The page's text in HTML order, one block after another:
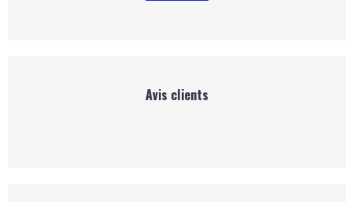
Avis clients